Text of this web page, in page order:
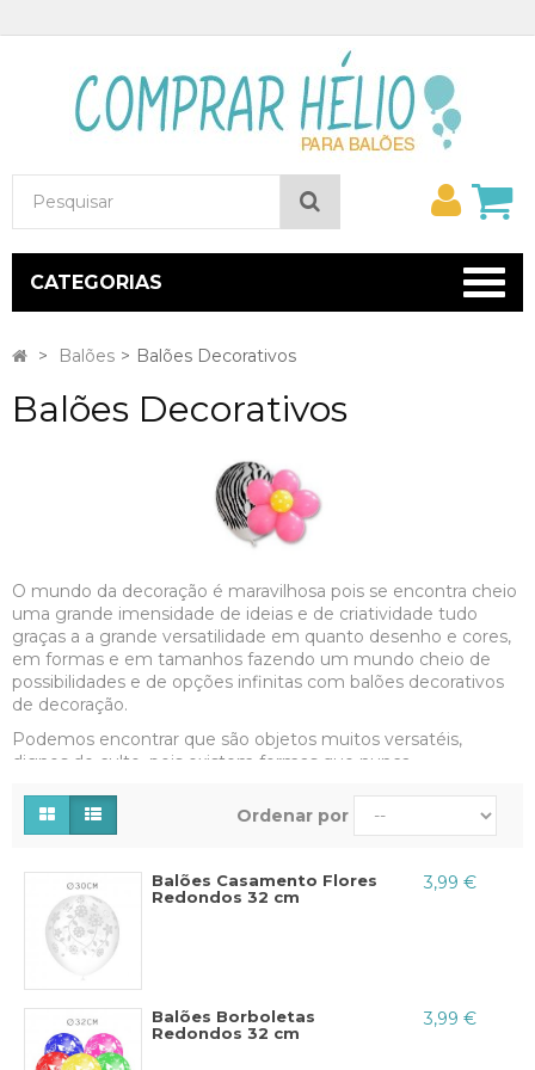
conta
CATEGORIAS
> Balões > Balões Decorativos
Balões Decorativos
O mundo da decoração é maravilhosa pois se encontra cheio
uma grande imensidade de ideias e de criatividade tudo
graças a a grande versatilidade em quanto desenho e cores,
em formas e em tamanhos fazendo um mundo cheio de
possibilidades e de opções infinitas com balões decorativos
de decoração.
Podemos encontrar que são objetos muitos versatéis,
dignos de culto, pois existem formas que nunca
acabamentos que fazem que se possam adaptar as
necessidades de cada evento, podem adaptar-se aos
Alice, ao chegar no mundo das maravilhas avistou que tinha
objetos que jamais imaginou, possibilidades que nunca
captou, o mesmo acontece com nós pois somos o país das
maravilhas da decoração com balões decorados e de
eventos ou festas.
Temos os melhores balões para decoração de festa, nos
melhores desenhos para as necessidades de vosso evento
Ordenar por
Balões Casamento Flores
Redondos 32 cm
3,99 €
Balões Borboletas
Redondos 32 cm
3,99 €